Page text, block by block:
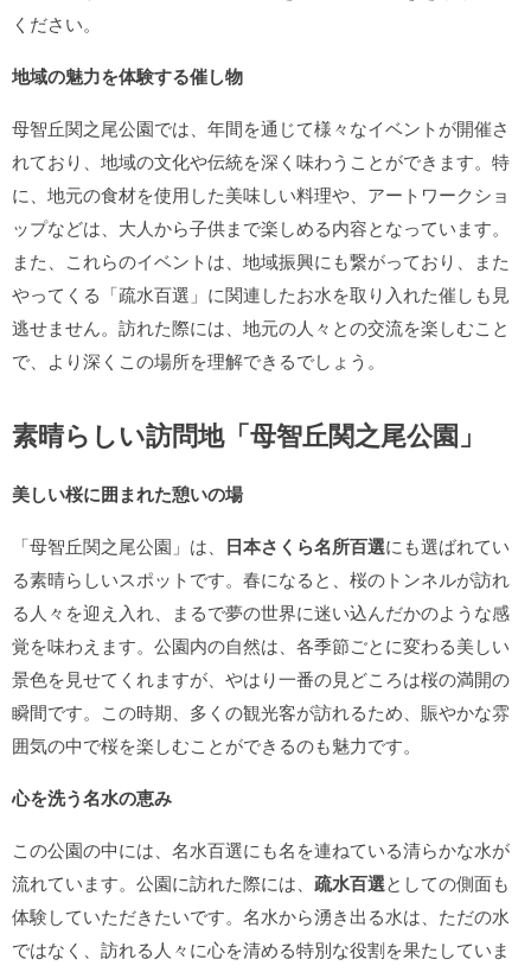
ください。
地域の魅力を体験する催し物
母智丘関之尾公園では、年間を通じて様々なイベントが開催さ
れており、地域の文化や伝統を深く味わうことができます。特
に、地元の食材を使用した美味しい料理や、アートワークショ
ップなどは、大人から子供まで楽しめる内容となっています。
また、これらのイベントは、地域振興にも繋がっており、また
やってくる「疏水百選」に関連したお水を取り入れた催しも見
逃せません。訪れた際には、地元の人々との交流を楽しむこと
で、より深くこの場所を理解できるでしょう。
素晴らしい訪問地「母智丘関之尾公園」
美しい桜に囲まれた憩いの場
「母智丘関之尾公園」は、 日本さくら名所百選にも選ばれてい
る素晴らしいスポットです。春になると、桜のトンネルが訪れ
る人々を迎え入れ、まるで夢の世界に迷い込んだかのような感
覚を味わえます。公園内の自然は、各季節ごとに変わる美しい
景色を見せてくれますが、やはり一番の見どころは桜の満開の
瞬間です。この時期、多くの観光客が訪れるため、賑やかな雰
囲気の中で桜を楽しむことができるのも魅力です。
心を洗う名水の恵み
この公園の中には、名水百選にも名を連ねている清らかな水が
流れています。公園に訪れた際には、 疏水百選としての側面も
体験していただきたいです。名水から湧き出る水は、ただの水
ではなく、訪れる人々に心を清める特別な役割を果たしていま